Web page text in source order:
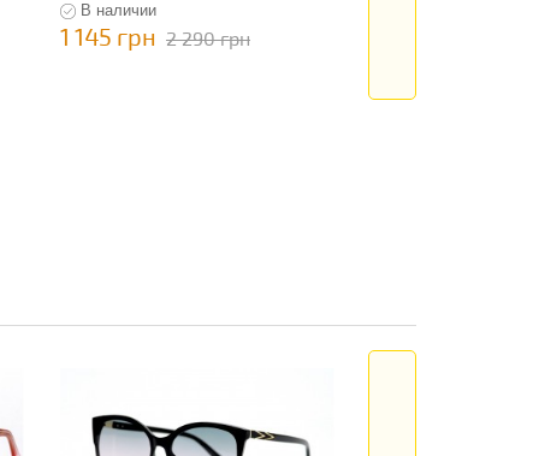
В наличии
1 145 грн 2 290 грн